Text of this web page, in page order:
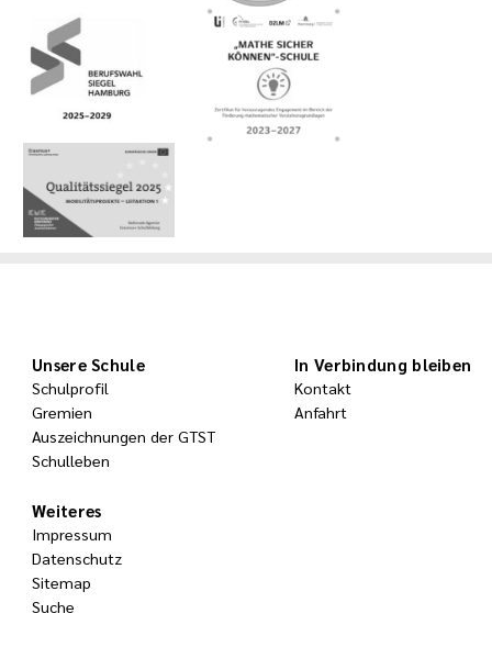
Unsere Schule
Schulprofil
Gremien
Auszeichnungen der GTST
Schulleben
In Verbindung bleiben
Kontakt
Anfahrt
Weiteres
Impressum
Datenschutz
Sitemap
Suche